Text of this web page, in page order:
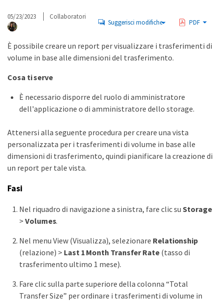
05/23/2023 Collaboratori
Suggerisci modifiche PDF
È possibile creare un report per visualizzare i trasferimenti di
volume in base alle dimensioni del trasferimento.
Cosa ti serve
È necessario disporre del ruolo di amministratore
dell'applicazione o di amministratore dello storage.
Attenersi alla seguente procedura per creare una vista
personalizzata per i trasferimenti di volume in base alle
dimensioni di trasferimento, quindi pianificare la creazione di
un report per tale vista.
Fasi
Nel riquadro di navigazione a sinistra, fare clic su Storage
> Volumes.
Nel menu View (Visualizza), selezionare Relationship
(relazione) > Last 1 Month Transfer Rate(tasso di
trasferimento ultimo 1 mese).
Fare clic sulla parte superiore della colonna “Total
Transfer Size” per ordinare i trasferimenti di volume in